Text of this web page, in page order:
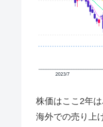
株価はここ2年
海外での売り上